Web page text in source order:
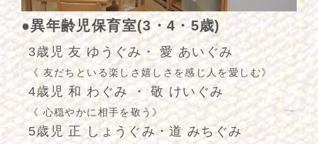
●異年齢児保育室(3・4・5歳)
3歳児 友 ゆうぐみ・ 愛 あいぐみ
《 友だちといる楽しさ嬉しさを感じ人を愛しむ》
4歳児 和 わぐみ ・ 敬 けいぐみ
《 心穏やかに相手を敬う》
5歳児 正 しょうぐみ・道 みちぐみ